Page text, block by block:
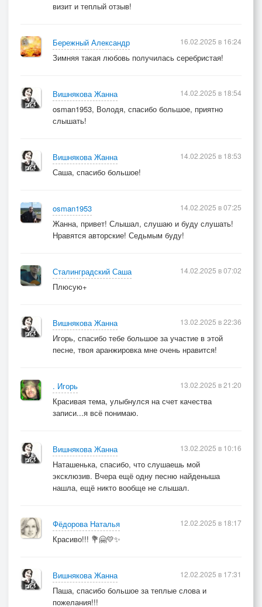
визит и теплый отзыв!
Бережный Александр
Зимняя такая любовь получилась серебристая!
16.02.2025 в 16:24
Вишнякова Жанна
osman1953, Володя, спасибо большое, приятно
слышать!
14.02.2025 в 18:54
Вишнякова Жанна
Саша, спасибо большое!
14.02.2025 в 18:53
osman1953
Жанна, привет! Слышал, слушаю и буду слушать!
Нравятся авторские! Седьмым буду!
14.02.2025 в 07:25
Сталинградский Саша
Плюсую+
14.02.2025 в 07:02
Вишнякова Жанна
Игорь, спасибо тебе большое за участие в этой
песне, твоя аранжировка мне очень нравится!
13.02.2025 в 22:36
. Игорь
Красивая тема, улыбнулся на счет качества
записи...я всё понимаю.
13.02.2025 в 21:20
Вишнякова Жанна
Наташенька, спасибо, что слушаешь мой
эксклюзив. Вчера ещё одну песню найденыша
нашла, ещё никто вообще не слышал.
13.02.2025 в 10:16
Фёдорова Наталья
Красиво!!! 💐🤗💛✨
12.02.2025 в 18:17
Вишнякова Жанна
Паша, спасибо большое за теплые слова и
пожелания!!!
12.02.2025 в 17:31